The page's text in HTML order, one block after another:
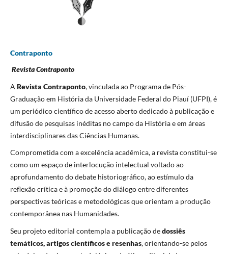
Contraponto
Revista Contraponto
A Revista Contraponto, vinculada ao Programa de Pós-
Graduação em História da Universidade Federal do Piauí (UFPI), é
um periódico científico de acesso aberto dedicado à publicação e
difusão de pesquisas inéditas no campo da História e em áreas
interdisciplinares das Ciências Humanas.
Comprometida com a excelência acadêmica, a revista constitui-se
como um espaço de interlocução intelectual voltado ao
aprofundamento do debate historiográfico, ao estímulo da
reflexão crítica e à promoção do diálogo entre diferentes
perspectivas teóricas e metodológicas que orientam a produção
contemporânea nas Humanidades.
Seu projeto editorial contempla a publicação dedossiês
temáticos, artigos científicos e resenhas, orientando-se pelos